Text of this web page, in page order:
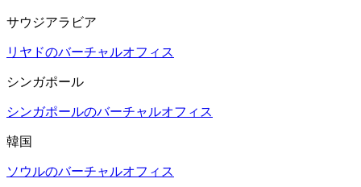
サウジアラビア
リヤドのバーチャルオフィス
シンガポール
シンガポールのバーチャルオフィス
韓国
ソウルのバーチャルオフィス